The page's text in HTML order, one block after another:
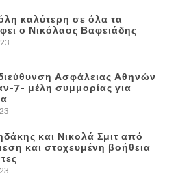
καλύτερη σε όλα τα
ο Νικόλαος Βαφειάδης
Ασφάλειας Αθηνών
7- μέλη συμμορίας για
και Νικολά Σμιτ από
και στοχευμένη βοήθεια